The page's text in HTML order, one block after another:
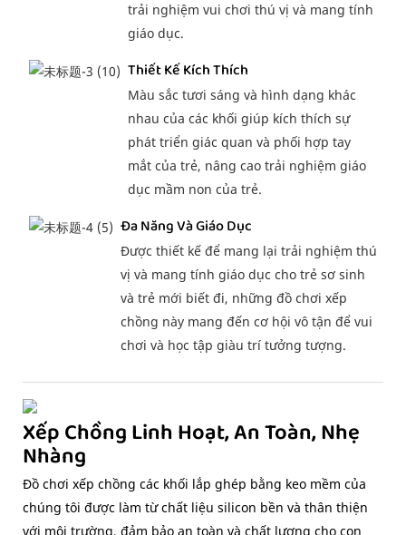
trải nghiệm vui chơi thú vị và mang tính
giáo dục.
Thiết Kế Kích Thích
Màu sắc tươi sáng và hình dạng khác
nhau của các khối giúp kích thích sự
phát triển giác quan và phối hợp tay
mắt của trẻ, nâng cao trải nghiệm giáo
dục mầm non của trẻ.
Đa Năng Và Giáo Dục
Được thiết kế để mang lại trải nghiệm thú
vị và mang tính giáo dục cho trẻ sơ sinh
và trẻ mới biết đi, những đồ chơi xếp
chồng này mang đến cơ hội vô tận để vui
chơi và học tập giàu trí tưởng tượng.
Xếp Chồng Linh Hoạt, An Toàn, Nhẹ
Nhàng
Đồ chơi xếp chồng các khối lắp ghép bằng keo mềm của
chúng tôi được làm từ chất liệu silicon bền và thân thiện
với môi trường, đảm bảo an toàn và chất lượng cho con